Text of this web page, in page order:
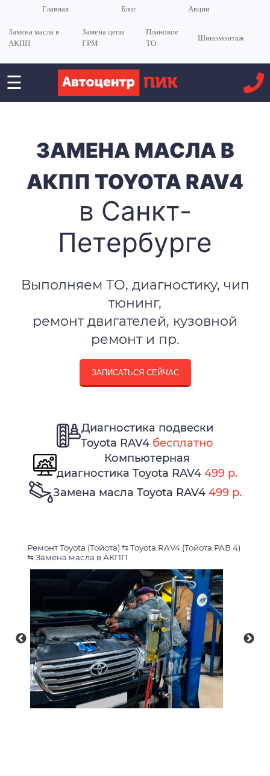
Главная Блог Акции
Замена масла в
АКПП
Замена цепи
ГРМ
Плановое
ТО
Шиномонтаж
☰
ЗАМЕНА МАСЛА В
АКПП TOYOTA RAV4
в Санкт-
Петербурге
Выполняем ТО, диагностику, чип
тюнинг,
ремонт двигателей, кузовной
ремонт и пр.
ЗАПИСАТЬСЯ СЕЙЧАС
Диагностика подвески
Toyota RAV4 бесплатно
Компьютерная
диагностика Toyota RAV4 499 р.
Замена масла Toyota RAV4 499 р.
Ремонт Toyota (Тойота) ⇆Toyota RAV4 (Тойота РАВ 4)
⇆Замена масла в АКПП